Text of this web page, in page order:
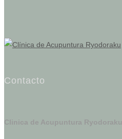
Contacto
Clinica de Acupuntura Ryodoraku